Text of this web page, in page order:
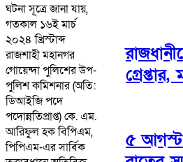
ঘটনা সূত্রে জানা যায়,
গতকাল ১৬ই মার্চ
২০২৪ খ্রিস্টাব্দ
রাজশাহী মহানগর
গোয়েন্দা পুলিশের উপ-
পুলিশ কমিশনার (অতি:
ডিআইজি পদে
পদোন্নতিপ্রাপ্ত) কে. এম.
আরিফুল হক বিপিএম,
পিপিএম-এর সার্বিক
৫ আগস্ট